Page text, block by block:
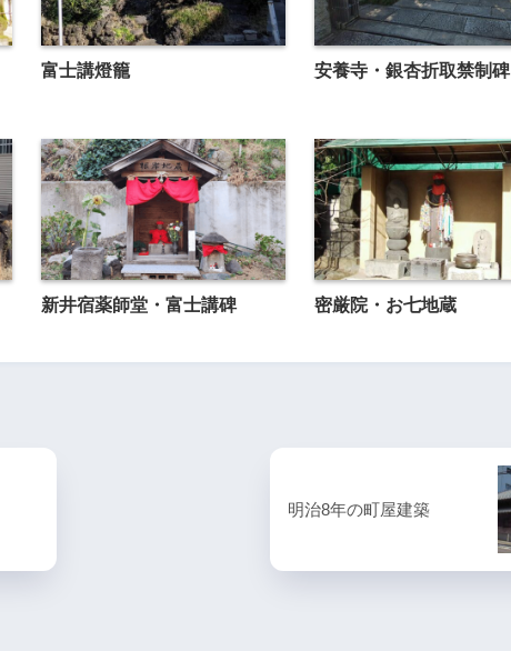
富士講燈籠 安養寺・銀杏折取禁制碑
新井宿薬師堂・富士講碑 密厳院・お七地蔵
明治8年の町屋建築